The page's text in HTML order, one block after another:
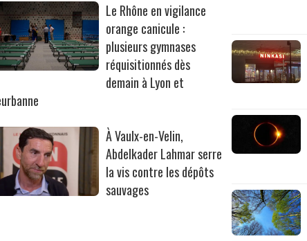
Le Rhône en vigilance
orange canicule :
plusieurs gymnases
réquisitionnés dès
demain à Lyon et
À Vaulx-en-Velin,
Abdelkader Lahmar serre
la vis contre les dépôts
sauvages